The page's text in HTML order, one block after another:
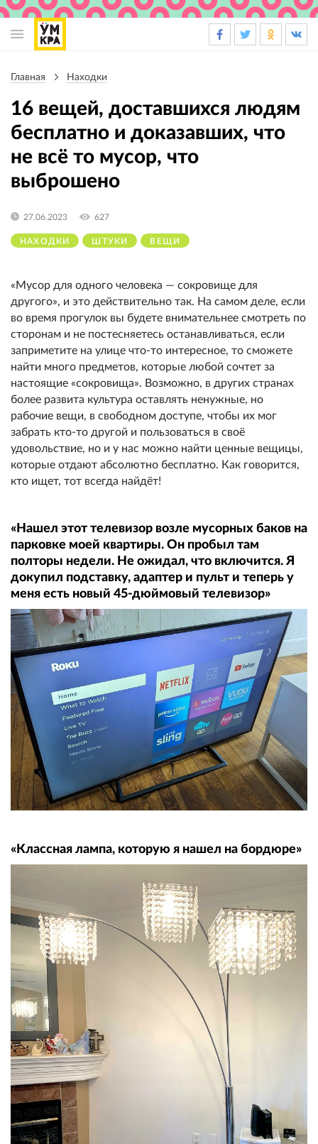
навигации
Главная Находки
16 вещей, доставшихся людям
бесплатно и доказавших, что
не всё то мусор, что
выброшено
НАХОДКИ ШТУКИ ВЕЩИ
27.06.2023 627
«Мусор для одного человека — сокровище для
другого», и это действительно так. На самом деле, если
во время прогулок вы будете внимательнее смотреть по
сторонам и не постесняетесь останавливаться, если
заприметите на улице что-то интересное, то сможете
найти много предметов, которые любой сочтет за
настоящие «сокровища». Возможно, в других странах
более развита культура оставлять ненужные, но
рабочие вещи, в свободном доступе, чтобы их мог
забрать кто-то другой и пользоваться в своё
удовольствие, но и у нас можно найти ценные вещицы,
которые отдают абсолютно бесплатно. Как говорится,
кто ищет, тот всегда найдёт!
«Нашел этот телевизор возле мусорных баков на
парковке моей квартиры. Он пробыл там
полторы недели. Не ожидал, что включится. Я
докупил подставку, адаптер и пульт и теперь у
меня есть новый 45-дюймовый телевизор»
«Классная лампа, которую я нашел на бордюре»